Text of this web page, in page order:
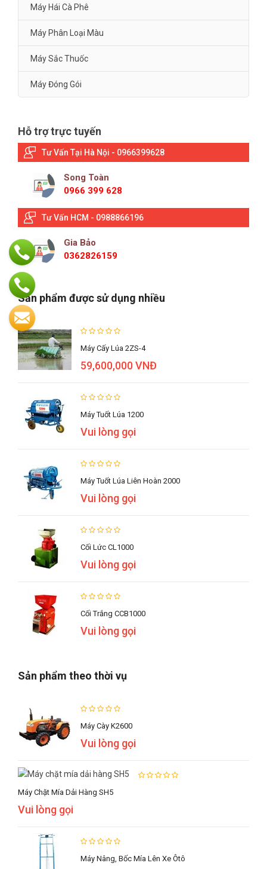
Máy Hái Cà Phê
Máy Phân Loại Màu
Máy Sắc Thuốc
Máy Đóng Gói
Hỗ trợ trực tuyến
Tư Vấn Tại Hà Nội - 0966399628
Song Toàn
0966 399 628
Tư Vấn HCM - 0988866196
Gia Bảo
0362826159
Sản phẩm được sử dụng nhiều
Máy Cấy Lúa 2ZS-4
59,600,000 VNĐ
Máy Tuốt Lúa 1200
Vui lòng gọi
Máy Tuốt Lúa Liên Hoàn 2000
Vui lòng gọi
Cối Lức CL1000
Vui lòng gọi
Cối Trắng CCB1000
Vui lòng gọi
Sản phẩm theo thời vụ
Máy Cày K2600
Vui lòng gọi
Máy Chặt Mía Dải Hàng SH5
Vui lòng gọi
Máy Nâng, Bốc Mía Lên Xe Ôtô